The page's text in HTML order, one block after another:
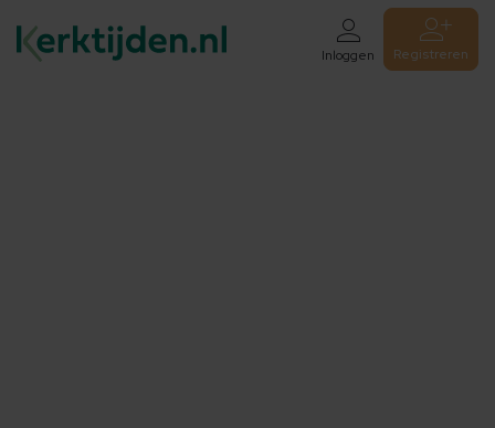
Inloggen Registreren